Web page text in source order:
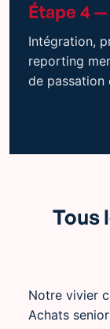
Étape 4
Intégration,
reporting
de passation
Tous
Notre vivier
Achats